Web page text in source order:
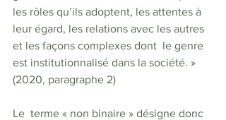
les rôles qu’ils adoptent, les attentes à
leur égard, les relations avec les autres
et les façons complexes dont  le genre
est institutionnalisé dans la société. »
(2020, paragraphe 2)
Le  terme « non binaire » désigne donc